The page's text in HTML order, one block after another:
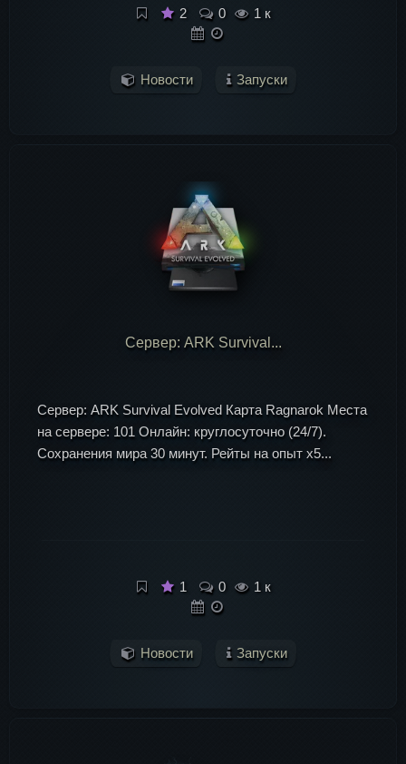
2 0 1 к
Новости Запуски
Сервер: ARK Survival...
Сервер: ARK Survival Evolved Карта Ragnarok Места
на сервере: 101 Онлайн: круглосуточно (24/7).
Сохранения мира 30 минут. Рейты на опыт х5...
1 0 1 к
Новости Запуски